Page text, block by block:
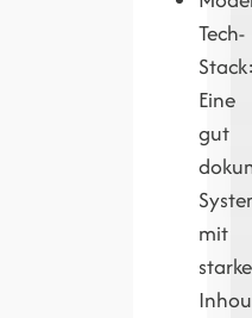
Tech-
Eine
gut
mit